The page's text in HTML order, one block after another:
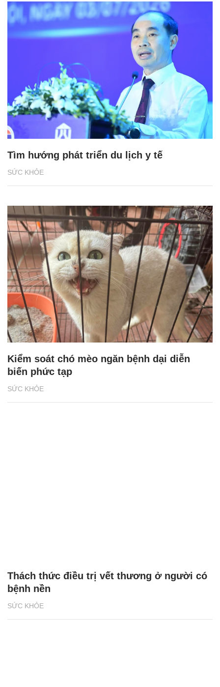
SỨC KHỎE
Tìm hướng phát triển du lịch y tế
SỨC KHỎE
Kiểm soát chó mèo ngăn bệnh dại diễn
biến phức tạp
SỨC KHỎE
Thách thức điều trị vết thương ở người có
bệnh nền